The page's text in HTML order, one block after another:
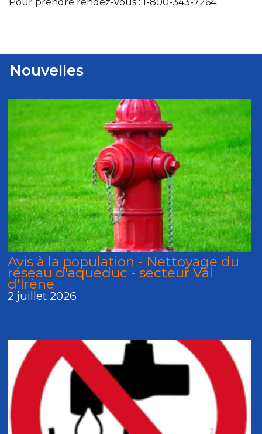
Nouvelles
Avis à la population - Nettoyage du
réseau d'aqueduc - secteur Val
d'Irène
2 juillet 2026